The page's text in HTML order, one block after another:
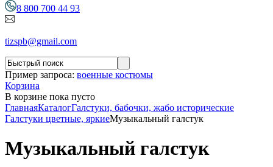
8 800 700 44 93
tizspb@gmail.com
Пример запроса: военные костюмы
Корзина
В корзине пока пусто
ГлавнаяКаталогГалстуки, бабочки, жабо исторические
Галстуки цветные, яркиеМузыкальный галстук
Музыкальный галстук